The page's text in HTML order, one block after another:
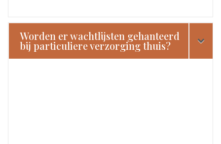
Worden er wachtlijsten gehanteerd
bij particuliere verzorging thuis?